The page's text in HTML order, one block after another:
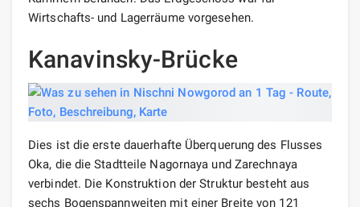
Wirtschafts- und Lagerräume vorgesehen.
Kanavinsky-Brücke
Dies ist die erste dauerhafte Überquerung des Flusses
Oka, die die Stadtteile Nagornaya und Zarechnaya
verbindet. Die Konstruktion der Struktur besteht aus
sechs Bogenspannweiten mit einer Breite von 121